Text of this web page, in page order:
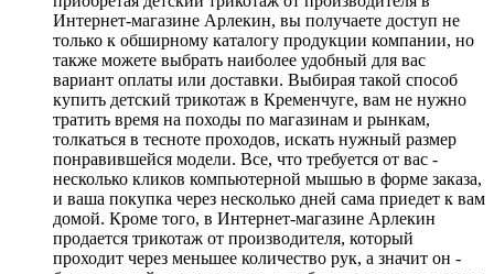
Интернет-магазине Арлекин, вы получаете доступ не
только к обширному каталогу продукции компании, но
также можете выбрать наиболее удобный для вас
вариант оплаты или доставки. Выбирая такой способ
купить детский трикотаж в Кременчуге, вам не нужно
тратить время на походы по магазинам и рынкам,
толкаться в тесноте проходов, искать нужный размер
понравившейся модели. Все, что требуется от вас -
несколько кликов компьютерной мышью в форме заказа,
и ваша покупка через несколько дней сама приедет к вам
домой. Кроме того, в Интернет-магазине Арлекин
продается трикотаж от производителя, который
проходит через меньшее количество рук, а значит он -